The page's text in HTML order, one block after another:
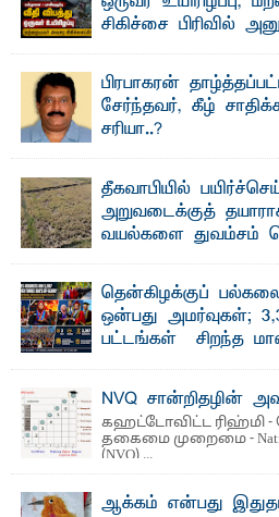
சிகிச்சை பிரிவில்
பாண்டிருப்பு ...பிரபாகரன்
சேர்ந்தவர், கீழ்
சரியா..?
தீகவாபியில்
அறுவடைக்குத்
வயல்களை துவம்சம்
காணப்பட்ட பல ...தென்கிழக்குப்
ஒன்பது அமர்வுகள்;
பட்டங்கள் – சிறந்த
மற்றும் சிறப்புப் பரிசுகள்
எம்.வை. அமீர்- ஒ லுவிலில்
பல்கலைக்கழகத்தின் 18ஆவது
NVQ சான்றிதழின்
கஹட்டோவிட்ட ரிஹ்மி -
தகைமை முறைமை -
(NVQ) ...
ஆக்கம் என்பது